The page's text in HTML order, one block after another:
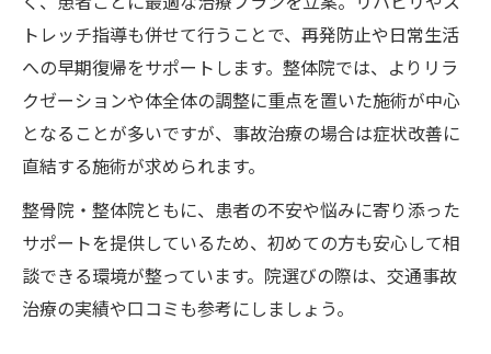
トレッチ指導も併せて行うことで、再発防止や日常生活
への早期復帰をサポートします。整体院では、よりリラ
クゼーションや体全体の調整に重点を置いた施術が中心
となることが多いですが、事故治療の場合は症状改善に
直結する施術が求められます。
整骨院・整体院ともに、患者の不安や悩みに寄り添った
サポートを提供しているため、初めての方も安心して相
談できる環境が整っています。院選びの際は、交通事故
治療の実績や口コミも参考にしましょう。